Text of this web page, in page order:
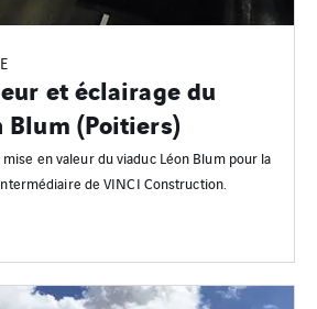
et éclairage du
Blum (Poitiers)
en valeur du viaduc Léon Blum pour la
de VINCI Construction.